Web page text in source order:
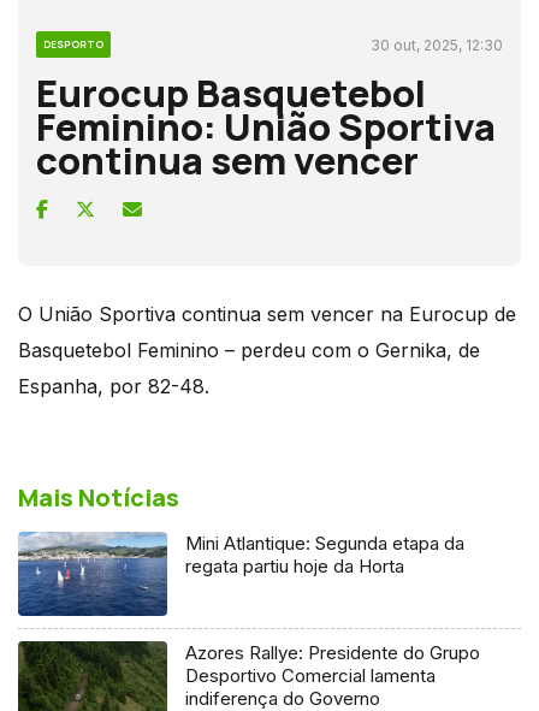
DESPORTO 30 out, 2025, 12:30
Eurocup Basquetebol
Feminino: União Sportiva
continua sem vencer
O União Sportiva continua sem vencer na Eurocup de
Basquetebol Feminino – perdeu com o Gernika, de
Espanha, por 82-48.
Mais Notícias
Mini Atlantique: Segunda etapa da
regata partiu hoje da Horta
Azores Rallye: Presidente do Grupo
Desportivo Comercial lamenta
indiferença do Governo